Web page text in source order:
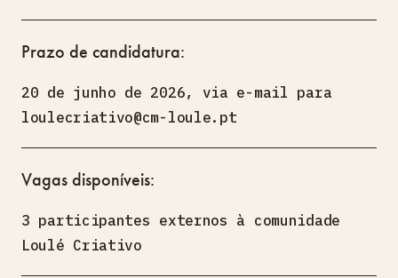
Prazo de candidatura:
20 de junho de 2026, via e-mail para
loulecriativo@cm-loule.pt
Vagas disponíveis:
3 participantes externos à comunidade
Loulé Criativo